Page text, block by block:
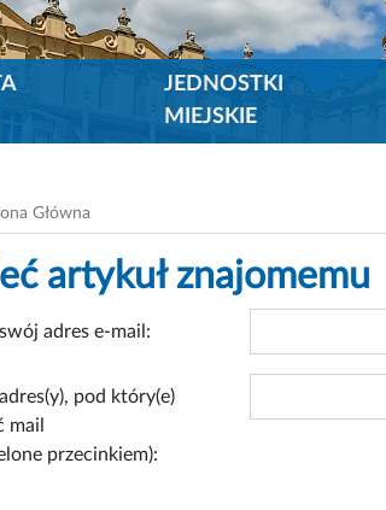
JEDNOSTKI
MIEJSKIE
Główna
artykuł znajomemu
adres e-mail:
pod który(e)
mail
przecinkiem):